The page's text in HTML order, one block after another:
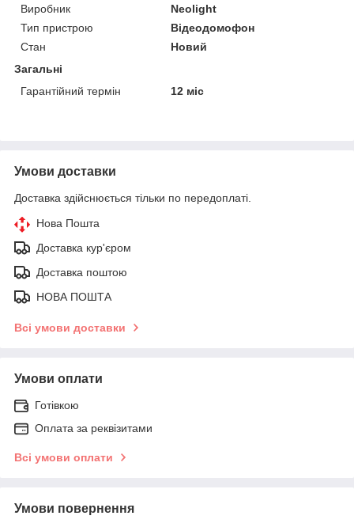
Виробник
Neolight
Тип пристрою
Відеодомофон
Стан
Новий
Загальні
Гарантійний термін
12 міс
Умови доставки
Доставка здійснюється тільки по передоплаті.
Нова Пошта
Доставка кур'єром
Доставка поштою
НОВА ПОШТА
Всі умови доставки
Умови оплати
Готівкою
Оплата за реквізитами
Всі умови оплати
Умови повернення